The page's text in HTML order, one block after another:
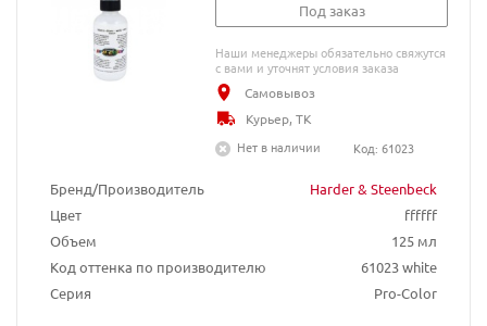
Бренд/Производитель
Harder & Steenbeck
Цвет
ffffff
Объем
125 мл
Код оттенка по производителю
61023 white
Серия
Pro-Color
Под заказ
Наши менеджеры обязательно свяжутся
с вами и уточнят условия заказа
Самовывоз
Курьер, ТК
Нет в наличии
Код: 61023